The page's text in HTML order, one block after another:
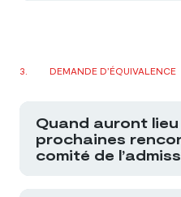
DEMANDE D’ÉQUIVALENCE
Quand auront lieu
prochaines
comité de